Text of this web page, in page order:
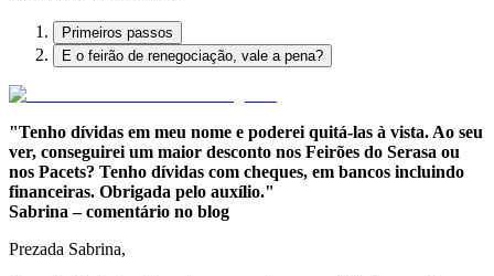
Primeiros passos
E o feirão de renegociação, vale a pena?
"Tenho dívidas em meu nome e poderei quitá-las à vista. Ao seu
ver, conseguirei um maior desconto nos Feirões do Serasa ou
nos Pacets? Tenho dívidas com cheques, em bancos incluindo
financeiras. Obrigada pelo auxílio."
Sabrina – comentário no blog
Prezada Sabrina,